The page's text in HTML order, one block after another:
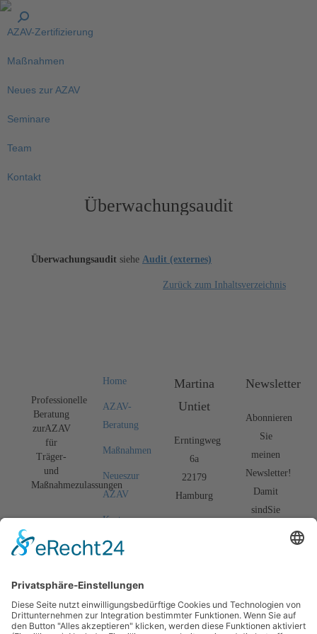
AZAV-Zertifizierung
Maßnahmen
Neues zur AZAV
Seminare
Team
Kontakt
Überwachungsaudit
Überwachungsaudit siehe Audit (externes)
Zurück zum Inhaltsverzeichnis
Professionelle
Beratung
zur AZAV
für
Träger-
und
Maßnahmezulassungen
Home
AZAV-
Beratung
Maßnahmen
Neues zur
AZAV
Kosten
senken
TN-
Verwaltung
Martina
Untiet
Erntingweg
6a
22179
Hamburg
667
Newsletter
Abonnieren
Sie
meinen
Newsletter!
Damit
sind Sie
Entwicklungen
zur AZAV